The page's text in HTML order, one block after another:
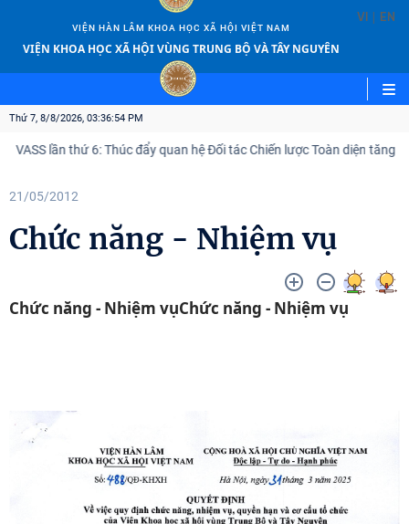
VIỆN HÀN LÂM KHOA HỌC XÃ HỘI VIỆT NAM
VIỆN KHOA HỌC XÃ HỘI VÙNG TRUNG BỘ VÀ TÂY NGUYÊN
VI | EN
Thứ 7, 8/8/2026, 03:36:55 PM
lần thứ 6: Thúc đẩy quan hệ Đối tác Chiến lược Toàn diện tăng
21/05/2012
Chức năng - Nhiệm vụ
Chức năng - Nhiệm vụChức năng - Nhiệm vụ